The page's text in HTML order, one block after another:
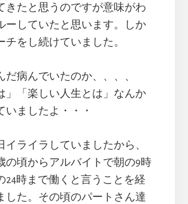
きたと思うのですが意味がわ
ーしていたと思います。しか
チをし続けていました。
だ病んでいたのか、、、、
」「楽しい人生とは」なんか
いましたよ・・・
イライラしていましたから、
の頃からアルバイトで朝の9時
24時まで働くと言うことを経
した。その頃のパートさん達